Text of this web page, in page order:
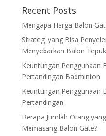
Recent Posts
Mengapa Harga Balon
Strategi yang Bisa
Menyebarkan Balon
Keuntungan Penggunaan
Pertandingan Badminton
Keuntungan Penggunaan
Pertandingan
Berapa Jumlah Orang
Memasang Balon Gate?